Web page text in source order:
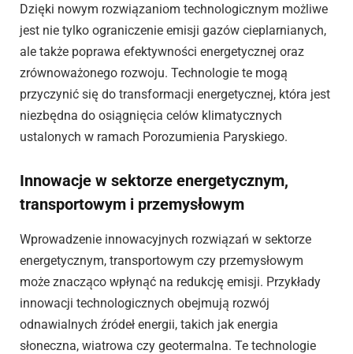
Dzięki nowym rozwiązaniom technologicznym możliwe
jest nie tylko ograniczenie emisji gazów cieplarnianych,
ale także poprawa efektywności energetycznej oraz
zrównoważonego rozwoju. Technologie te mogą
przyczynić się do transformacji energetycznej, która jest
niezbędna do osiągnięcia celów klimatycznych
ustalonych w ramach Porozumienia Paryskiego.
Innowacje w sektorze energetycznym,
transportowym i przemysłowym
Wprowadzenie innowacyjnych rozwiązań w sektorze
energetycznym, transportowym czy przemysłowym
może znacząco wpłynąć na redukcję emisji. Przykłady
innowacji technologicznych obejmują rozwój
odnawialnych źródeł energii, takich jak energia
słoneczna, wiatrowa czy geotermalna. Te technologie